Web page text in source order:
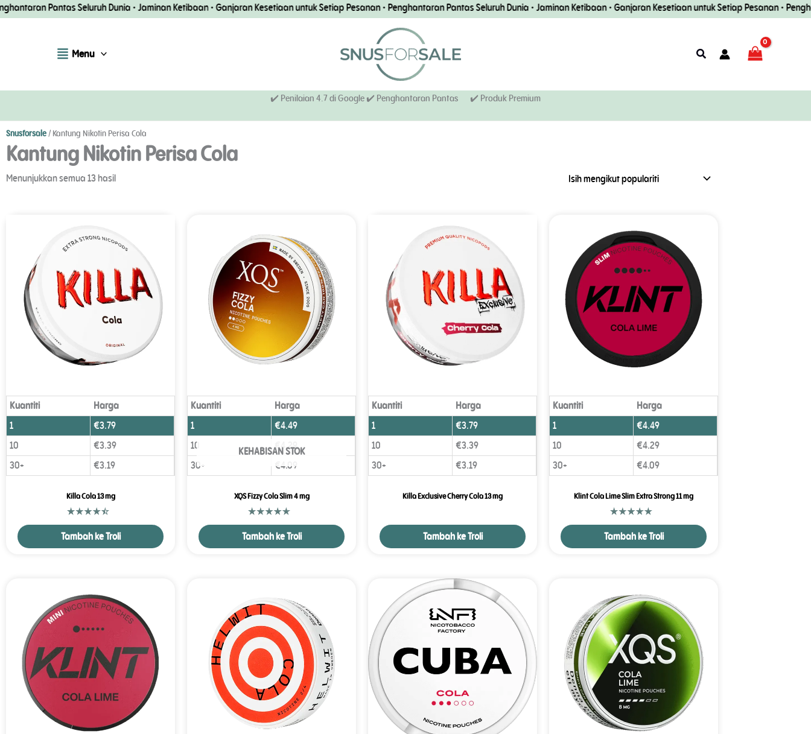
LangkauPantas Seluruh Dunia • Jaminan Ketibaan • Ganjaran Kesetiaan untuk Setiap Pesanan • Penghantaran Pantas Seluruh Dunia • Jaminan Ketibaan • Ganjaran Kesetiaan untuk Setiap Pesanan •
Menu Carian
✔️ Penilaian 4.7 di Google ✔️ Penghantaran Pantas ✔️ Produk Premium
Snusforsale/ Kantung Nikotin Perisa Cola
Kantung Nikotin Perisa Cola
Menunjukkan semua 13 hasilmengikut
Kuantiti
Harga
1
€3.79
10
€3.39
30+
€3.19
Killa Cola 13 mg
Tambah ke Troli
Kuantiti
Harga
1
€4.49
10
€4.29
30+
€4.09
KEHABISAN STOK
XQS Fizzy Cola Slim 4 mg
Tambah ke Troli
Kuantiti
Harga
1
€3.79
10
€3.39
30+
€3.19
Killa Exclusive Cherry Cola 13 mg
Tambah ke Troli
Kuantiti
Harga
1
€4.49
10
€4.29
30+
€4.09
Klint Cola Lime Slim Extra Strong 11 mg
Tambah ke Troli